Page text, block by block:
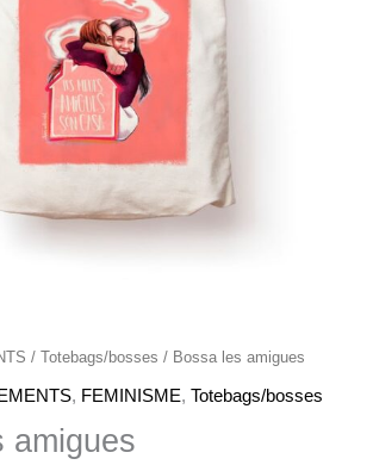
/ Totebags/bosses / Bossa les amigues
, FEMINISME, Totebags/bosses
amigues